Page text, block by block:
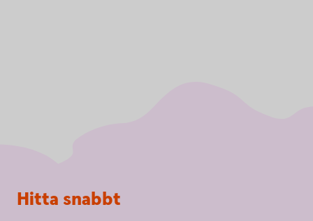
Sidfot
Hitta snabbt